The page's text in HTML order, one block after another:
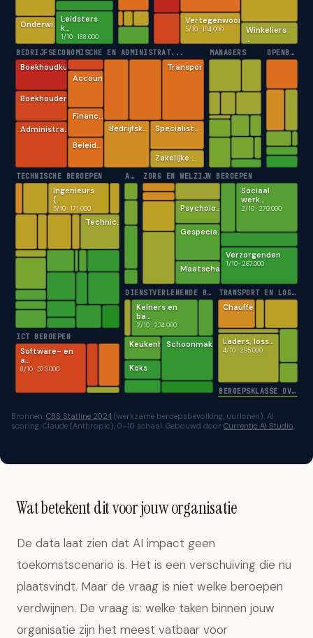
BEDRIJFSECONOMISCHE EN ADMINISTRAT... MANAGERS OPENBAAR BESTUUR, VEILIGHEID EN JU.
TECHNISCHE BEROEPEN
ICT BEROEPEN
AGRARISCHE BEROEPEN ZORG EN WELZIJN BEROEPEN
DIENSTVERLENENDE BEROEPEN TRANSPORT EN LOGISTIEK BEROEPEN
BEROEPSKLASSE OVERIG
Onderwi…
Leidsters
k…
1/10 · 188.000
Vertegenwoor…
5/10 · 184.000
Winkeliers
…
Boekhoudku…
Boekhouders
Administra…
Accoun…
Financ…
Beleid…
Transpor…
Bedrijfsk… Specialist…
Zakelijke …
Ingenieurs
(…
5/10 · 171.000
Technic…
Software- en
a…
8/10 · 373.000
Psycholo…
Gespecia…
Maatscha…
Sociaal
werk…
2/10 · 279.000
Verzorgenden
1/10 · 267.000
Kelners en
ba…
2/10 · 234.000
Keukenh…
Koks
Schoonmake…
Chauffe…
Laders, loss…
4/10 · 295.000
Bronnen: CBS Statline 2024 (werkzame beroepsbevolking, uurlonen). AI
scoring: Claude (Anthropic), 0–10 schaal. Gebouwd door Currentic AI Studio.
Wat betekent dit voor jouw organisatie
De data laat zien dat AI impact geen
toekomstscenario is. Het is een verschuiving die nu
plaatsvindt. Maar de vraag is niet welke beroepen
verdwijnen. De vraag is: welke taken binnen jouw
organisatie zijn het meest vatbaar voor